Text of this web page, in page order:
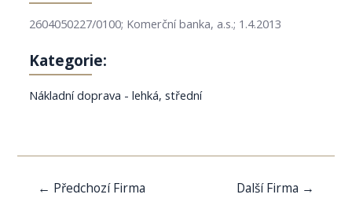
2604050227/0100; Komerční banka, a.s.; 1.4.2013
Kategorie:
Nákladní doprava - lehká, střední
Navigace
← Předchozí Firma Další Firma →